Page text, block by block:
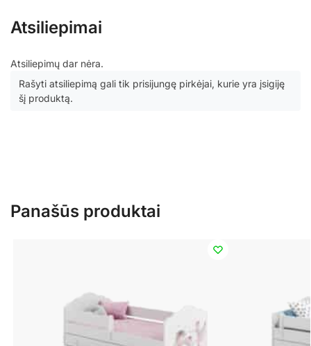
Atsiliepimai
Atsiliepimų dar nėra.
Rašyti atsiliepimą gali tik prisijungę pirkėjai, kurie yra įsigiję
šį produktą.
Panašūs produktai